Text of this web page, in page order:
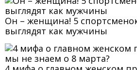
Он – женщина! 5
выглядят как мужчины